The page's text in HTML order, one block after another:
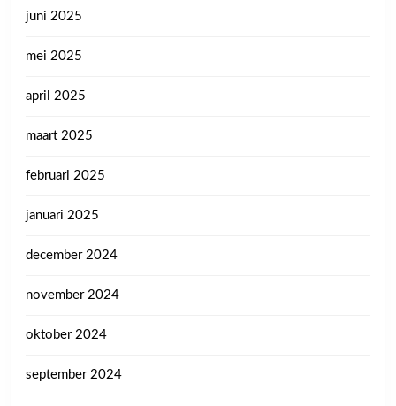
juni 2025
mei 2025
april 2025
maart 2025
februari 2025
januari 2025
december 2024
november 2024
oktober 2024
september 2024